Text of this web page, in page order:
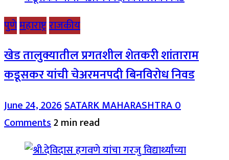
पुणेमहाराष्ट्रराजकीय
खेड तालुक्यातील प्रगतशील शेतकरी शांताराम
कडूसकर यांची चेअरमनपदी बिनविरोध निवड
June 24, 2026SATARK MAHARASHTRA0
Comments2 min read